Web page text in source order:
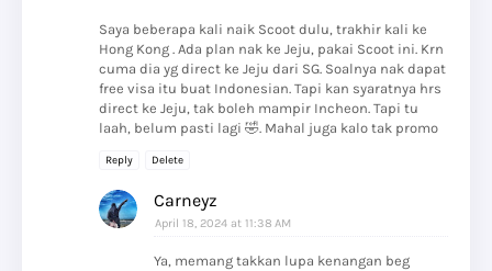
Saya beberapa kali naik Scoot dulu, trakhir kali ke
Hong Kong . Ada plan nak ke Jeju, pakai Scoot ini. Krn
cuma dia yg direct ke Jeju dari SG. Soalnya nak dapat
free visa itu buat Indonesian. Tapi kan syaratnya hrs
direct ke Jeju, tak boleh mampir Incheon. Tapi tu
laah, belum pasti lagi 🤣. Mahal juga kalo tak promo
Reply Delete
Carneyz
April 18, 2024 at 11:38 AM
Ya, memang takkan lupa kenangan beg